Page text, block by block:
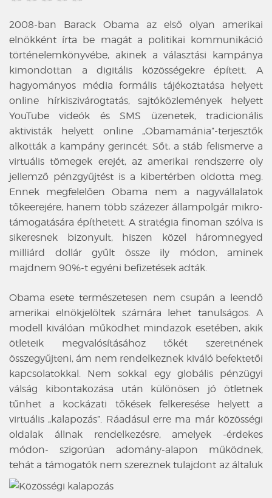
2008-ban Barack Obama az első olyan amerikai
elnökként írta be magát a politikai kommunikáció
történelemkönyvébe, akinek a választási kampánya
kimondottan a digitális közösségekre épített. A
hagyományos média formális tájékoztatása helyett
online hírkiszivárogtatás, sajtóközlemények helyett
YouTube videók és SMS üzenetek, tradicionális
aktivisták helyett online „Obamamánia”-terjesztők
alkották a kampány gerincét. Sőt, a stáb felismerve a
virtuális tömegek erejét, az amerikai rendszerre oly
jellemző pénzgyűjtést is a kibertérben oldotta meg.
Ennek megfelelően Obama nem a nagyvállalatok
tőkeerejére, hanem több százezer állampolgár mikro-
támogatására építhetett. A stratégia finoman szólva is
sikeresnek bizonyult, hiszen közel háromnegyed
milliárd dollár gyűlt össze ily módon, aminek
majdnem 90%-t egyéni befizetések adták.
Obama esete természetesen nem csupán a leendő
amerikai elnökjelöltek számára lehet tanulságos. A
modell kiválóan működhet mindazok esetében, akik
ötleteik megvalósításához tőkét szeretnének
összegyűjteni, ám nem rendelkeznek kiváló befektetői
kapcsolatokkal. Nem sokkal egy globális pénzügyi
válság kibontakozása után különösen jó ötletnek
tűnhet a kockázati tőkések felkeresése helyett a
virtuális „kalapozás”. Ráadásul erre ma már közösségi
oldalak állnak rendelkezésre, amelyek -érdekes
módon- szigorúan adomány-alapon működnek,
tehát a támogatók nem szereznek tulajdont az általuk